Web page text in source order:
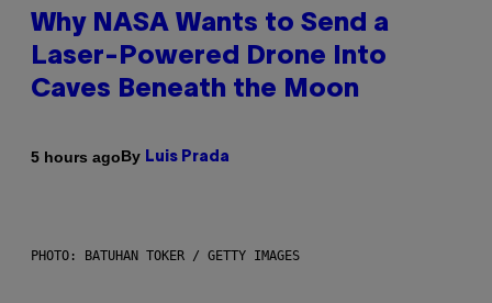
Why NASA Wants to Send a
Laser-Powered Drone Into
Caves Beneath the Moon
5 hours agoBy Luis Prada
PHOTO: BATUHAN TOKER / GETTY IMAGES